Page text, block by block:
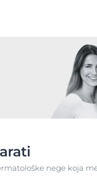
nege koja